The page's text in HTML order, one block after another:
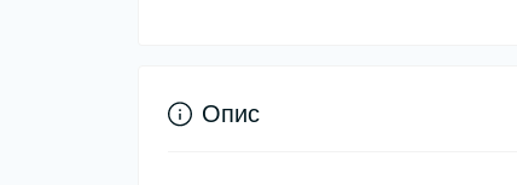
Опис